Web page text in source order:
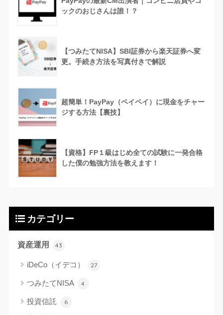
ックのおじさんは誰！？
【つみたてNISA】SBI証券から楽天証券へ変
更。手続き方法を写真付きで解説
超簡単！PayPay（ペイペイ）に現金をチャー
ジする方法【裏技】
【資格】FP１級はじめ全ての試験に一発合格
した僕の勉強方法を教えます！
カテゴリー
資産運用 43
iDeCo（イデコ） 27
つみたてNISA 4
投資信託 6